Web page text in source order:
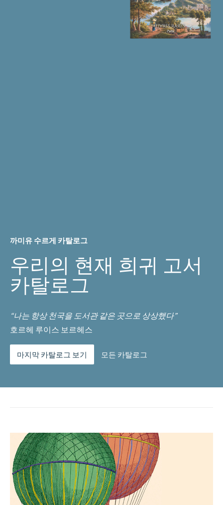
까미유 수르게 카탈로그
우리의 현재 희귀 고서
카탈로그
“나는 항상 천국을 도서관 같은 곳으로 상상했다”
호르헤 루이스 보르헤스
마지막 카탈로그 보기 모든 카탈로그